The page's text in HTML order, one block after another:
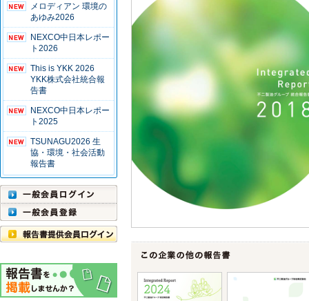
メロディアン 環境の
あゆみ2026
NEXCO中日本レポー
ト2026
This is YKK 2026
YKK株式会社統合報
告書
NEXCO中日本レポー
ト2025
TSUNAGU2026 生
協・環境・社会活動
報告書